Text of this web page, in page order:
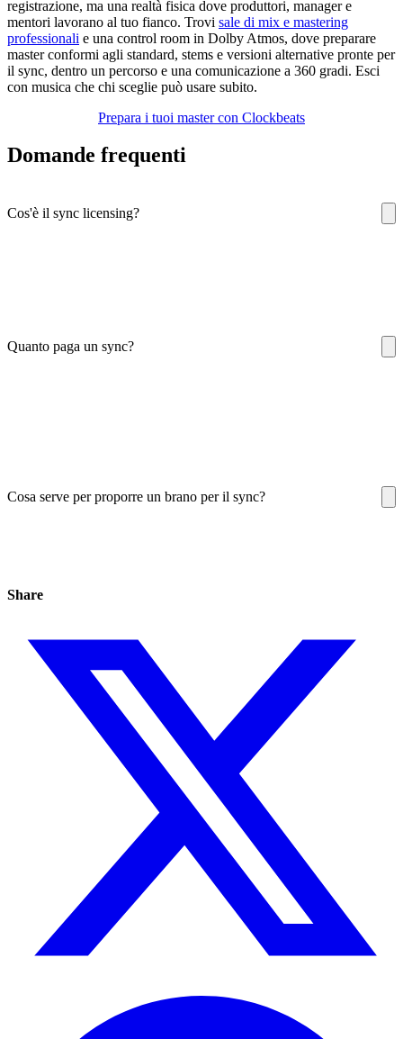
registrazione, ma una realtà fisica dove produttori, manager e
mentori lavorano al tuo fianco. Trovi sale di mix e mastering
professionali e una control room in Dolby Atmos, dove preparare
master conformi agli standard, stems e versioni alternative pronte per
il sync, dentro un percorso e una comunicazione a 360 gradi. Esci
con musica che chi sceglie può usare subito.
Prepara i tuoi master con Clockbeats
Domande frequenti
Cos'è il sync licensing?
Quanto paga un sync?
Cosa serve per proporre un brano per il sync?
Share